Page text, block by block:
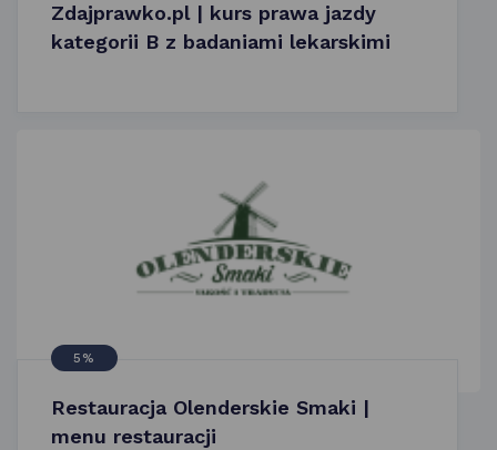
Zdajprawko.pl | kurs prawa jazdy
kategorii B z badaniami lekarskimi
5%
Restauracja Olenderskie Smaki |
menu restauracji